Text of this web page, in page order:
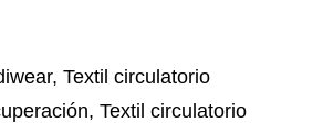
,Textil circulatorio
,Textil circulatorio